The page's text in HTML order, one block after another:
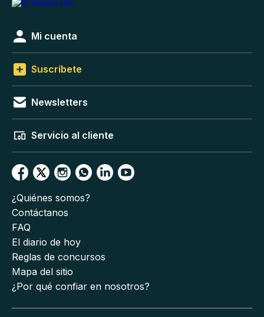
Mi cuenta
Suscríbete
Newsletters
Servicio al cliente
¿Quiénes somos?
Contáctanos
FAQ
El diario de hoy
Reglas de concursos
Mapa del sitio
¿Por qué confiar en nosotros?